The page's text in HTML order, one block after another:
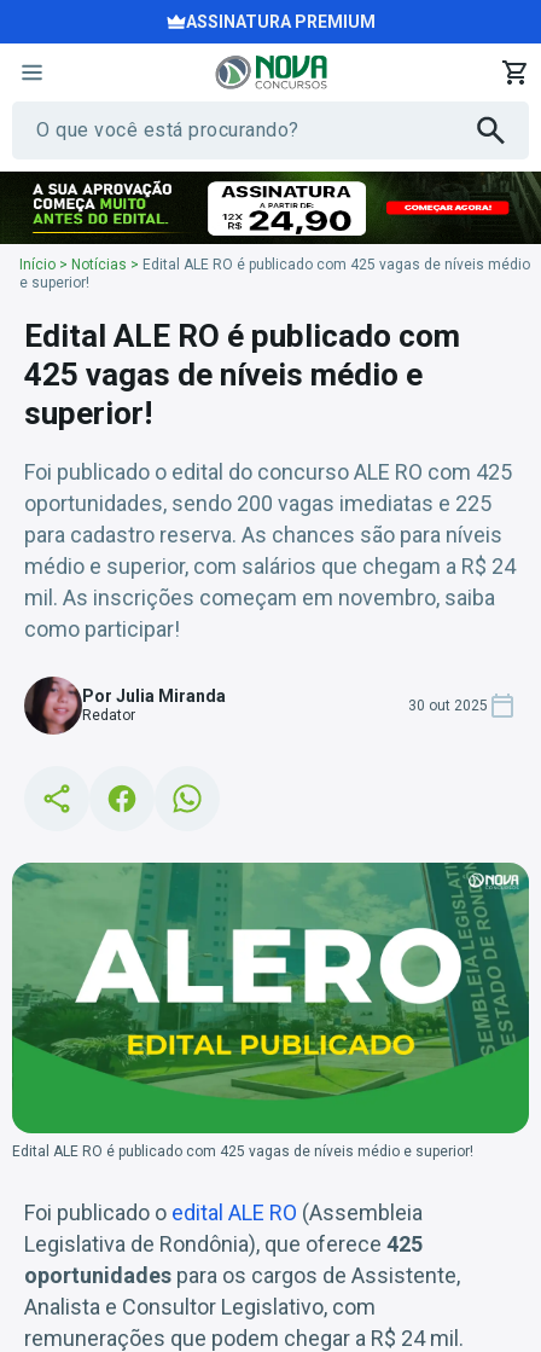
ASSINATURA PREMIUM
Início > Notícias > Edital ALE RO é publicado com 425 vagas de níveis médio
e superior!
Edital ALE RO é publicado com
425 vagas de níveis médio e
superior!
Foi publicado o edital do concurso ALE RO com 425
oportunidades, sendo 200 vagas imediatas e 225
para cadastro reserva. As chances são para níveis
médio e superior, com salários que chegam a R$ 24
mil. As inscrições começam em novembro, saiba
como participar!
Por Julia Miranda
Redator
30 out 2025
Edital ALE RO é publicado com 425 vagas de níveis médio e superior!
Foi publicado o edital ALE RO (Assembleia
Legislativa de Rondônia), que oferece 425
oportunidades para os cargos de Assistente,
Analista e Consultor Legislativo, com
remunerações que podem chegar a R$ 24 mil.